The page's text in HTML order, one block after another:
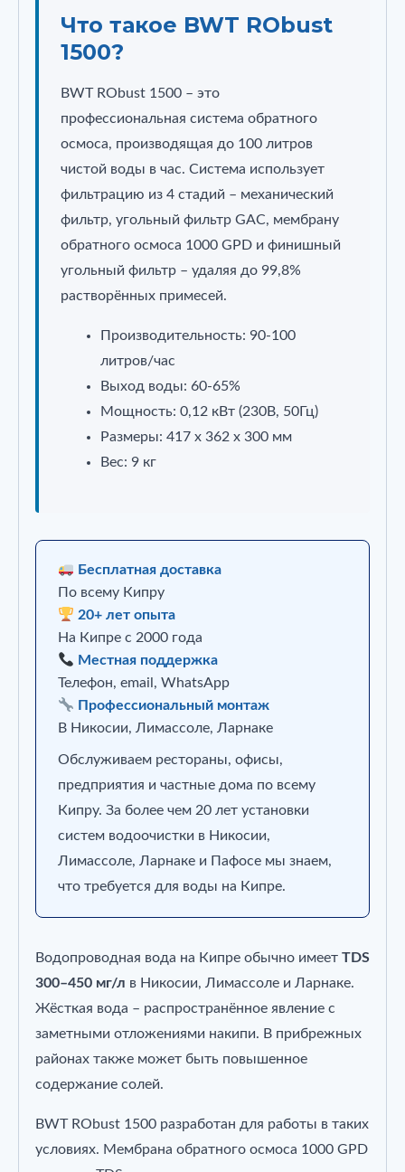
Что такое BWT RObust
1500?
BWT RObust 1500 – это
профессиональная система обратного
осмоса, производящая до 100 литров
чистой воды в час. Система использует
фильтрацию из 4 стадий – механический
фильтр, угольный фильтр GAC, мембрану
обратного осмоса 1000 GPD и финишный
угольный фильтр – удаляя до 99,8%
растворённых примесей.
Производительность: 90-100
литров/час
Выход воды: 60-65%
Мощность: 0,12 кВт (230В, 50Гц)
Размеры: 417 x 362 x 300 мм
Вес: 9 кг
Бесплатная доставка
По всему Кипру
20+ лет опыта
На Кипре с 2000 года
Местная поддержка
Телефон, email, WhatsApp
Профессиональный монтаж
В Никосии, Лимассоле, Ларнаке
Обслуживаем рестораны, офисы,
предприятия и частные дома по всему
Кипру. За более чем 20 лет установки
систем водоочистки в Никосии,
Лимассоле, Ларнаке и Пафосе мы знаем,
что требуется для воды на Кипре.
Водопроводная вода на Кипре обычно имеет TDS
300–450 мг/л в Никосии, Лимассоле и Ларнаке.
Жёсткая вода – распространённое явление с
заметными отложениями накипи. В прибрежных
районах также может быть повышенное
содержание солей.
BWT RObust 1500 разработан для работы в таких
условиях. Мембрана обратного осмоса 1000 GPD